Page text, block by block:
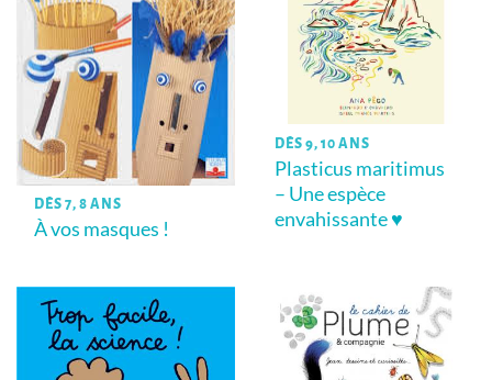
DÈS 7, 8 ANS
À vos masques !
DÈS 9, 10 ANS
Plasticus maritimus
– Une espèce
envahissante ♥